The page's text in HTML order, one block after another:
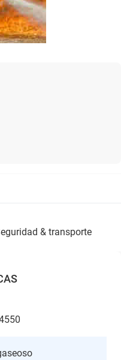
seguridad & transporte